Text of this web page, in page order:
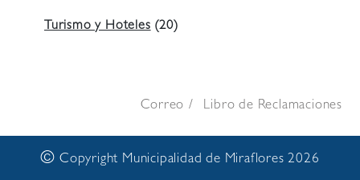
Turismo y Hoteles (20)
Correo Libro de Reclamaciones
© Copyright Municipalidad de Miraflores 2026